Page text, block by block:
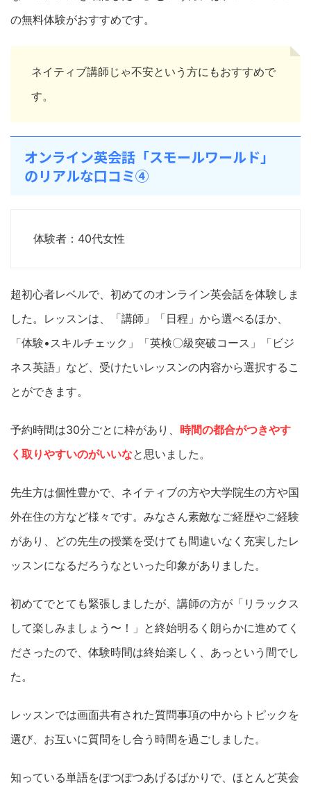
の無料体験がおすすめです。
ネイティブ講師じゃ不安という方にもおすすめで
す。
オンライン英会話「スモールワールド」
のリアルな口コミ④
体験者：40代女性
​​超初心者レベルで、初めてのオンライン英会話を体験しま
した。レッスンは、「講師」「日程」から選べるほか、
「体験•スキルチェック」「英検〇級突破コース」「ビジ
ネス英語」など、受けたいレッスンの内容から選択するこ
とができます。
予約時間は30分ごとに枠があり、 時間の都合がつきやす
く取りやすいのがいいなと思いました。
先生方は個性豊かで、ネイティブの方や大学院生の方や国
外在住の方など様々です。みなさん素敵なご経歴やご経験
があり、どの先生の授業を受けても間違いなく充実したレ
ッスンになるだろうなといった印象がありました。
初めてでとても緊張しましたが、講師の方が「リラックス
して楽しみましょう〜！」と終始明るく朗らかに進めてく
ださったので、体験時間は終始楽しく、あっという間でし
た。
レッスンでは画面共有された質問事項の中からトピックを
選び、お互いに質問をし合う時間を過ごしました。
知っている単語をぽつぽつあげるばかりで、ほとんど英会